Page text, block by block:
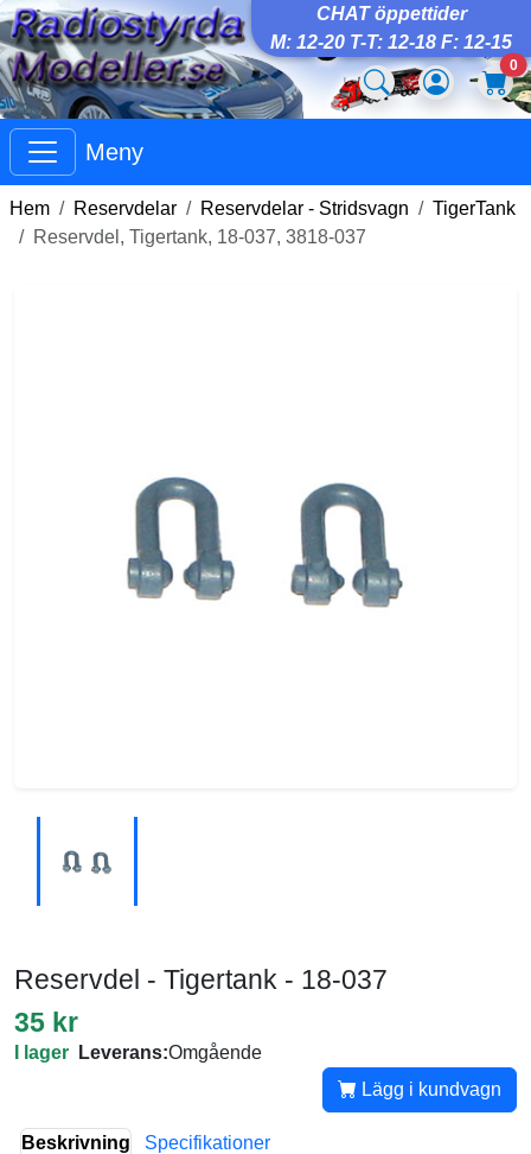
CHAT öppettider
M: 12-20 T-T: 12-18 F: 12-15
0
Meny
Hem Reservdelar Reservdelar - Stridsvagn
TigerTank
Reservdel, Tigertank, 18-037, 3818-037
Reservdel - Tigertank - 18-037
35 kr
I lager Leverans:Omgående
Lägg i kundvagn
Beskrivning Specifikationer